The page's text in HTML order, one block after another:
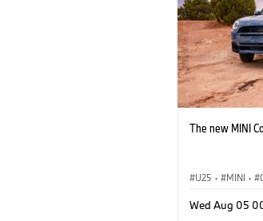
The new MINI
U25 · MINI ·
Wed Aug 05